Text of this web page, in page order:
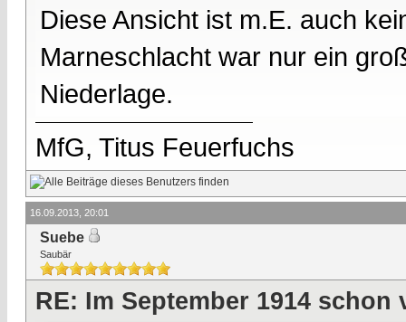
Diese Ansicht ist m.E. auch
Marneschlacht war nur ein
Niederlage.
MfG, Titus Feuerfuchs
16.09.2013, 20:01
Suebe
Saubär
RE: Im September 1914 schon